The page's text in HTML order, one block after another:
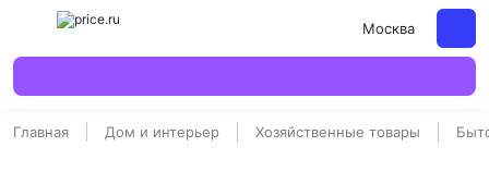
Москва
Главная Дом и интерьер Хозяйственные товары